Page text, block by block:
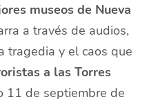
museos de Nueva
a través de audios,
tragedia y el caos que
a las Torres
11 de septiembre de